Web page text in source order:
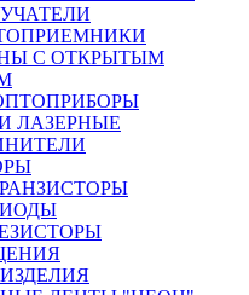
С ОТКРЫТЫМ
ЛАЗЕРНЫЕ